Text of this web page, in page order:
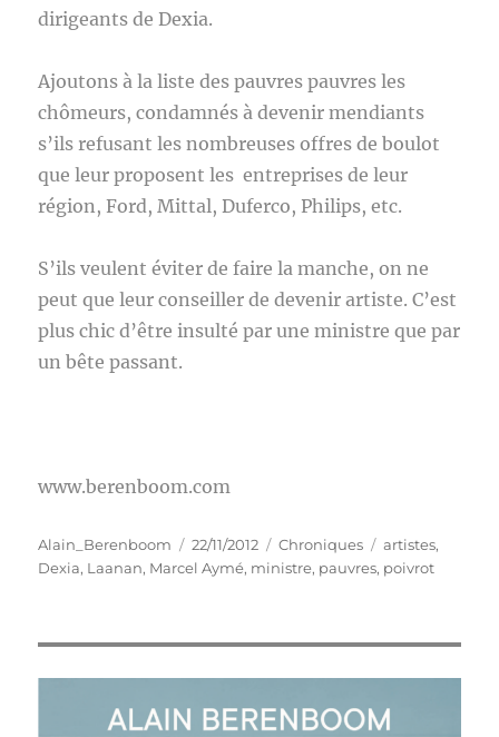
dirigeants de Dexia.
Ajoutons à la liste des pauvres pauvres les
chômeurs, condamnés à devenir mendiants
s’ils refusant les nombreuses offres de boulot
que leur proposent les entreprises de leur
région, Ford, Mittal, Duferco, Philips, etc.
S’ils veulent éviter de faire la manche, on ne
peut que leur conseiller de devenir artiste. C’est
plus chic d’être insulté par une ministre que par
un bête passant.
www.berenboom.com
Auteur
Alain_Berenboom
Publié
le
22/11/2012 Catégories
Chroniques Étiquettes
artistes,
Dexia, Laanan, Marcel Aymé, ministre, pauvres, poivrot